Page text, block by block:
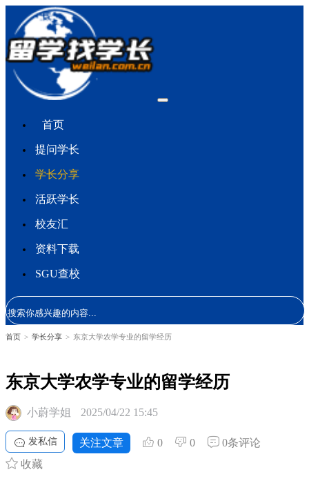
首页
提问学长
学长分享
活跃学长
校友汇
资料下载
SGU查校
首页 > 学长分享 > 东京大学农学专业的留学经历
东京大学农学专业的留学经历
小蔚学姐 2025/04/22 15:45
发私信 关注文章 0 0
0条评论
收藏